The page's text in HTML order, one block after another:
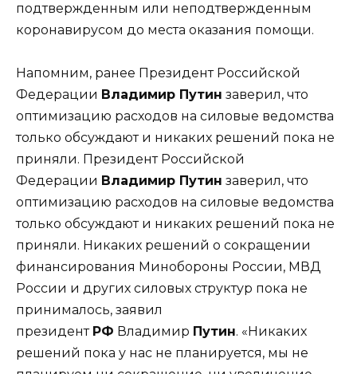
подтвержденным или неподтвержденным
коронавирусом до места оказания помощи.
Напомним, ранее Президент Российской
Федерации Владимир Путин заверил, что
оптимизацию расходов на силовые ведомства
только обсуждают и никаких решений пока не
приняли. Президент Российской
Федерации Владимир Путин заверил, что
оптимизацию расходов на силовые ведомства
только обсуждают и никаких решений пока не
приняли. Никаких решений о сокращении
финансирования Минобороны России, МВД
России и других силовых структур пока не
принималось, заявил
президент РФ Владимир Путин. «Никаких
решений пока у нас не планируется, мы не